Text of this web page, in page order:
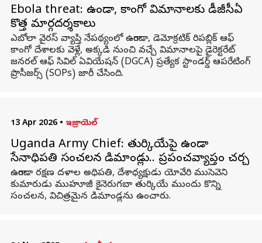
Ebola threat: ఉగాండా, కాంగో విమానాలకు డీజీసీఏ
కొత్త మార్గదర్శకాలు
ఎబోలా వైరస్ వ్యాప్తి నేపథ్యంలో ఉగాండా, డెమోక్రటిక్ రిపబ్లిక్ ఆఫ్
కాంగో దేశాలకు వెళ్లే, అక్కడి నుంచి వచ్చే విమానాలపై డైరెక్టరేట్
జనరల్ ఆఫ్ సివిల్ ఏవియేషన్ (DGCA) ప్రత్యేక స్టాండర్డ్ ఆపరేటింగ్
ప్రొసీజర్స్ (SOPs) జారీ చేసింది.
13 Apr 2026 • ఇజ్రాయెల్
Uganda Army Chief: తుర్కియేపై ఉగాండా
సేనాధిపతి సంచలన డిమాండ్లు.. ప్రపంచవ్యాప్తంగా చర్చ
ఉగాండా రక్షణ దళాల అధిపతి, దేశాధ్యక్షుడు యోవేరి ముసెవెని
కుమారుడు ముహూజీ కైనెరుగబా తుర్కియే ముందు కొన్ని
సంచలన, విచిత్రమైన డిమాండ్లను ఉంచారు.